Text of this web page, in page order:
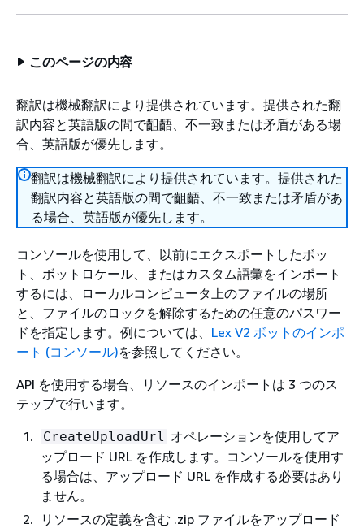
このページの内容
翻訳は機械翻訳により提供されています。提供された翻
訳内容と英語版の間で齟齬、不一致または矛盾がある場
合、英語版が優先します。
翻訳は機械翻訳により提供されています。提供された
翻訳内容と英語版の間で齟齬、不一致または矛盾があ
る場合、英語版が優先します。
コンソールを使用して、以前にエクスポートしたボッ
ト、ボットロケール、またはカスタム語彙をインポート
するには、ローカルコンピュータ上のファイルの場所
と、ファイルのロックを解除するための任意のパスワー
ドを指定します。例については、 Lex V2 ボットのインポ
ート (コンソール)を参照してください。
API を使用する場合、リソースのインポートは 3 つのス
テップで行います。
CreateUploadUrl オペレーションを使用してア
ップロード URL を作成します。コンソールを使用す
る場合は、アップロード URL を作成する必要はあり
ません。
リソースの定義を含む .zip ファイルをアップロード